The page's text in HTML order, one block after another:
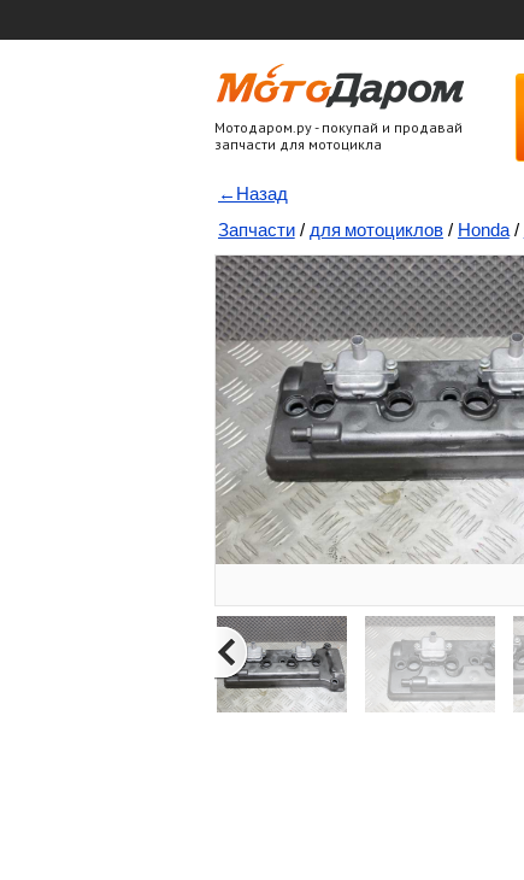
Мотодаром.ру - покупай и продавай
запчасти для мотоцикла
←Назад
Запчасти / для мотоциклов / Honda /